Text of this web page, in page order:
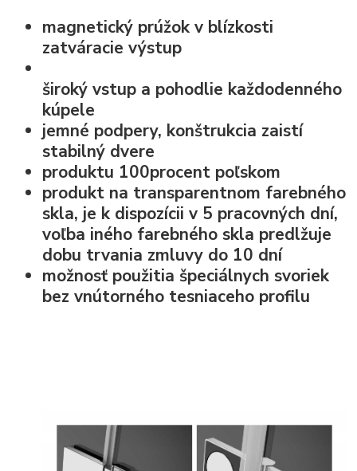
magnetický prúžok v blízkosti
zatváracie výstup
široký vstup a pohodlie každodenného
kúpele
jemné podpery, konštrukcia zaistí
stabilný dvere
produktu 100procent poľskom
produkt na transparentnom farebného
skla, je k dispozícii v 5 pracovných dní,
voľba iného farebného skla predlžuje
dobu trvania zmluvy do 10 dní
možnosť použitia špeciálnych svoriek
bez vnútorného tesniaceho profilu